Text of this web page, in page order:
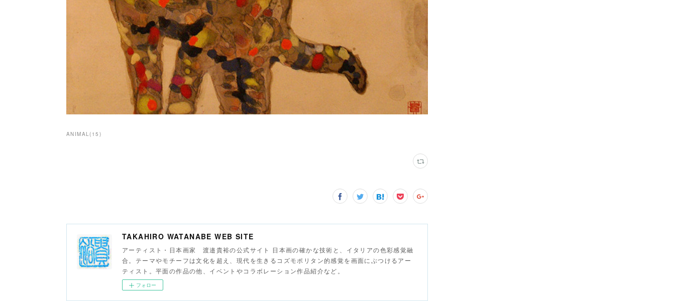
ANIMAL( 15 )
TAKAHIRO WATANABE WEB SITE
アーティスト・日本画家 渡邉貴裕の公式サイト 日本画の確かな技術と、イタリアの色彩感覚融
合。テーマやモチーフは文化を超え、現代を生きるコズモポリタン的感覚を画面にぶつけるアー
ティスト。平面の作品の他、イベントやコラボレーション作品紹介など。
フォロー